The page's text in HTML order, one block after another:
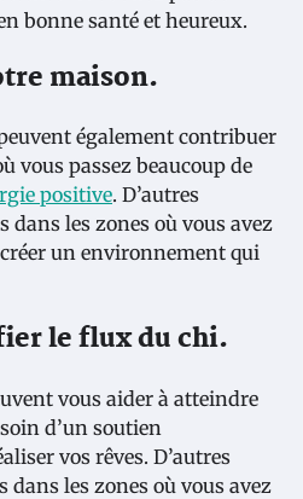
bonne santé et heureux.
maison.
également contribuer
vous passez beaucoup de
positive. D’autres
les zones où vous avez
un environnement qui
le flux du chi.
vous aider à atteindre
d’un soutien
vos rêves. D’autres
les zones où vous avez